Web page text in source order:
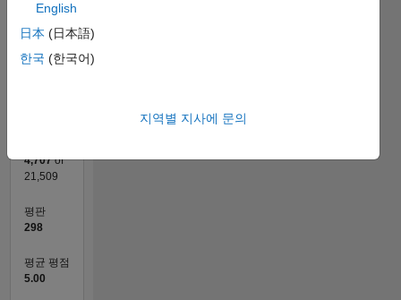
L
04/21
11/21
06/22
01/23
08/23
03/24
10/24
05/25
12/25
07/26
12/21
08/22
04/23
12/23
08/24
04/25
08/26
01/22
10/22
07/23
04/24
01/25
10/25
4,707of
21,509
평판
298
평균 평점
5.00
English
日本 (日本語)
한국 (한국어)
지역별 지사에 문의